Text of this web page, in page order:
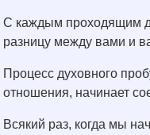
С каждым проходящим
разницу между вами и
Процесс духовного
отношения, начинает
Всякий раз, когда мы